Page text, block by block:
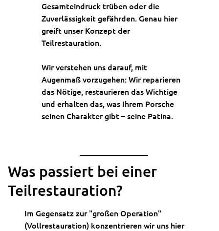
Gesamteindruck trüben oder die
Zuverlässigkeit gefährden. Genau hier
greift unser Konzept der
Teilrestauration.
Wir verstehen uns darauf, mit
Augenmaß vorzugehen: Wir reparieren
das Nötige, restaurieren das Wichtige
und erhalten das, was Ihrem Porsche
seinen Charakter gibt – seine Patina.
Was passiert bei einer
Teilrestauration?
Im Gegensatz zur "großen Operation"
(Vollrestauration) konzentrieren wir uns hier